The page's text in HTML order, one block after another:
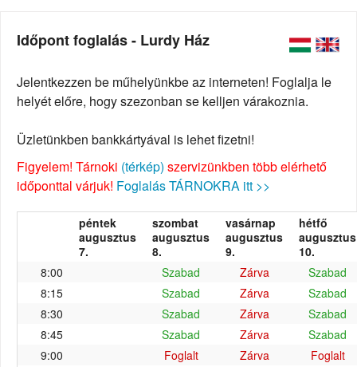
Időpont foglalás - Lurdy Ház
Jelentkezzen be műhelyünkbe az interneten! Foglalja le
helyét előre, hogy szezonban se kelljen várakoznia.
Üzletünkben bankkártyával is lehet fizetni!
Figyelem! Tárnoki (térkép) szervizünkben több elérhető
időponttal várjuk! Foglalás TÁRNOKRA itt >>
péntek
augusztus
7.
szombat
augusztus
8.
vasárnap
augusztus
9.
hétfő
augusztus
10.
8:00
Szabad Zárva
Szabad
8:15
Szabad Zárva
Szabad
8:30
Szabad Zárva
Szabad
8:45
Szabad Zárva
Szabad
9:00
Foglalt Zárva
Foglalt